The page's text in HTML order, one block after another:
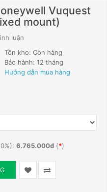
Vuquest
mount)
luận
Tồn kho: Còn hàng
Bảo hành: 12 tháng
Hướng dẫn mua hàng
6.765.000đ(*)